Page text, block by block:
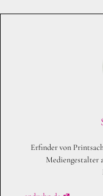
Erfinder von
Mediengestalter